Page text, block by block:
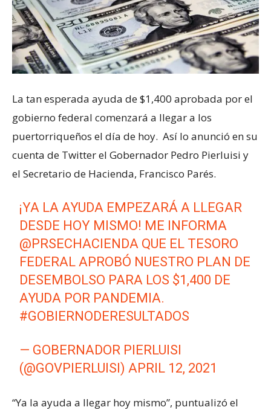
La tan esperada ayuda de $1,400 aprobada por el
gobierno federal comenzará a llegar a los
puertorriqueños el día de hoy. Así lo anunció en su
cuenta de Twitter el Gobernador Pedro Pierluisi y
el Secretario de Hacienda, Francisco Parés.
¡YA LA AYUDA EMPEZARÁ A LLEGAR
DESDE HOY MISMO! ME INFORMA
@PRSECHACIENDA QUE EL TESORO
FEDERAL APROBÓ NUESTRO PLAN DE
DESEMBOLSO PARA LOS $1,400 DE
AYUDA POR PANDEMIA.
#GOBIERNODERESULTADOS
— GOBERNADOR PIERLUISI
(@GOVPIERLUISI) APRIL 12, 2021
“Ya la ayuda a llegar hoy mismo”, puntualizó el